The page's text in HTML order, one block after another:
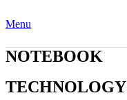
Menu
NOTEBOOK
TECHNOLOGY